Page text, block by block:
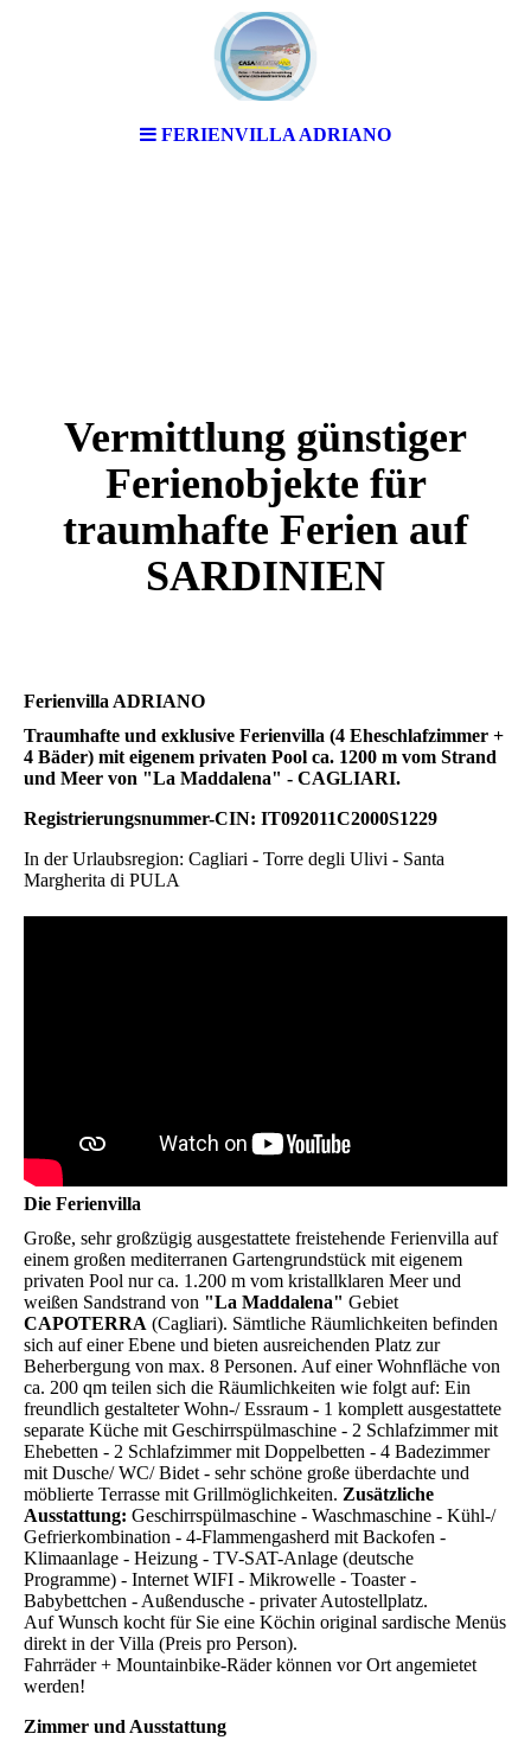
FERIENVILLA ADRIANO
Vermittlung günstiger
Ferienobjekte für
traumhafte Ferien auf
SARDINIEN
Ferienvilla ADRIANO
Traumhafte und exklusive Ferienvilla (4 Eheschlafzimmer +
4 Bäder) mit eigenem privaten Pool ca. 1200 m vom Strand
und Meer von "La Maddalena" - CAGLIARI.
Registrierungsnummer-CIN: IT092011C2000S1229
In der Urlaubsregion: Cagliari - Torre degli Ulivi - Santa
Margherita di PULA
Die Ferienvilla
Große, sehr großzügig ausgestattete freistehende Ferienvilla auf
einem großen mediterranen Gartengrundstück mit eigenem
privaten Pool nur ca. 1.200 m vom kristallklaren Meer und
weißen Sandstrand von "La Maddalena" Gebiet
CAPOTERRA (Cagliari). Sämtliche Räumlichkeiten befinden
sich auf einer Ebene und bieten ausreichenden Platz zur
Beherbergung von max. 8 Personen. Auf einer Wohnfläche von
ca. 200 qm teilen sich die Räumlichkeiten wie folgt auf: Ein
freundlich gestalteter Wohn-/ Essraum - 1 komplett ausgestattete
separate Küche mit Geschirrspülmaschine - 2 Schlafzimmer mit
Ehebetten - 2 Schlafzimmer mit Doppelbetten - 4 Badezimmer
mit Dusche/ WC/ Bidet - sehr schöne große überdachte und
möblierte Terrasse mit Grillmöglichkeiten. Zusätzliche
Ausstattung: Geschirrspülmaschine - Waschmaschine - Kühl-/
Gefrierkombination - 4-Flammengasherd mit Backofen -
Klimaanlage - Heizung - TV-SAT-Anlage (deutsche
Programme) - Internet WIFI - Mikrowelle - Toaster -
Babybettchen - Außendusche - privater Autostellplatz.
Auf Wunsch kocht für Sie eine Köchin original sardische Menüs
direkt in der Villa (Preis pro Person).
Fahrräder + Mountainbike-Räder können vor Ort angemietet
werden!
Zimmer und Ausstattung